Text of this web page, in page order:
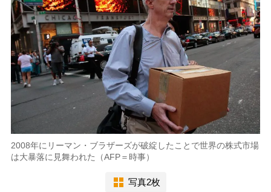
2008年にリーマン・ブラザーズが破綻したことで世界の株式市場
は大暴落に見舞われた（AFP＝時事）
写真2枚